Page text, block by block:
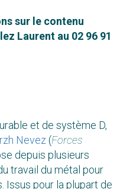
sur le contenu
Laurent au 02 96 91
et de système D,
Nevez (Forces
depuis plusieurs
travail du métal pour
pour la plupart de